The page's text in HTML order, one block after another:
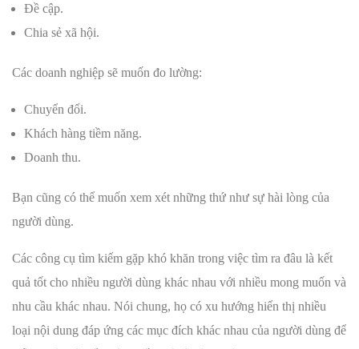
Đề cập.
Chia sẻ xã hội.
Các doanh nghiệp sẽ muốn đo lường:
Chuyển đổi.
Khách hàng tiềm năng.
Doanh thu.
Bạn cũng có thể muốn xem xét những thứ như sự hài lòng của
người dùng.
Các công cụ tìm kiếm gặp khó khăn trong việc tìm ra đâu là kết
quả tốt cho nhiều người dùng khác nhau với nhiều mong muốn và
nhu cầu khác nhau. Nói chung, họ có xu hướng hiển thị nhiều
loại nội dung đáp ứng các mục đích khác nhau của người dùng để